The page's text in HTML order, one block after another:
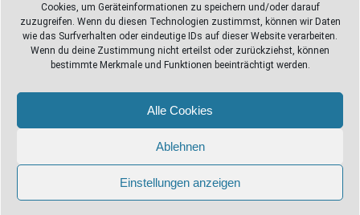
Cookies, um Geräteinformationen zu speichern und/oder darauf
zuzugreifen. Wenn du diesen Technologien zustimmst, können wir Daten
wie das Surfverhalten oder eindeutige IDs auf dieser Website verarbeiten.
Wenn du deine Zustimmung nicht erteilst oder zurückziehst, können
bestimmte Merkmale und Funktionen beeinträchtigt werden.
Alle Cookies
Ablehnen
Einstellungen anzeigen
Überweisungen
Weihnachtsfotoshooting 2026
Web Design Stube 95686 Fichtelberg
Bayreuther Straße 10
info@webdesign-stube.de